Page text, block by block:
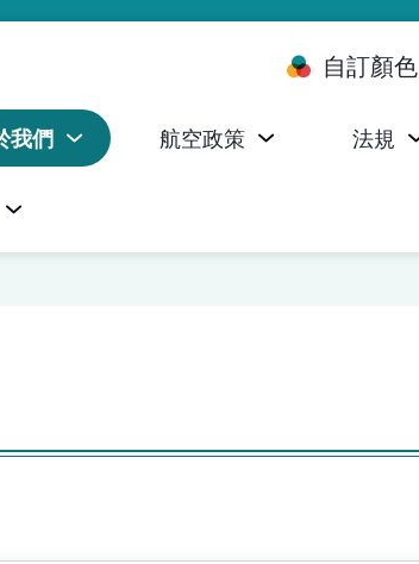
自訂顏色
我們 航空政策 法規